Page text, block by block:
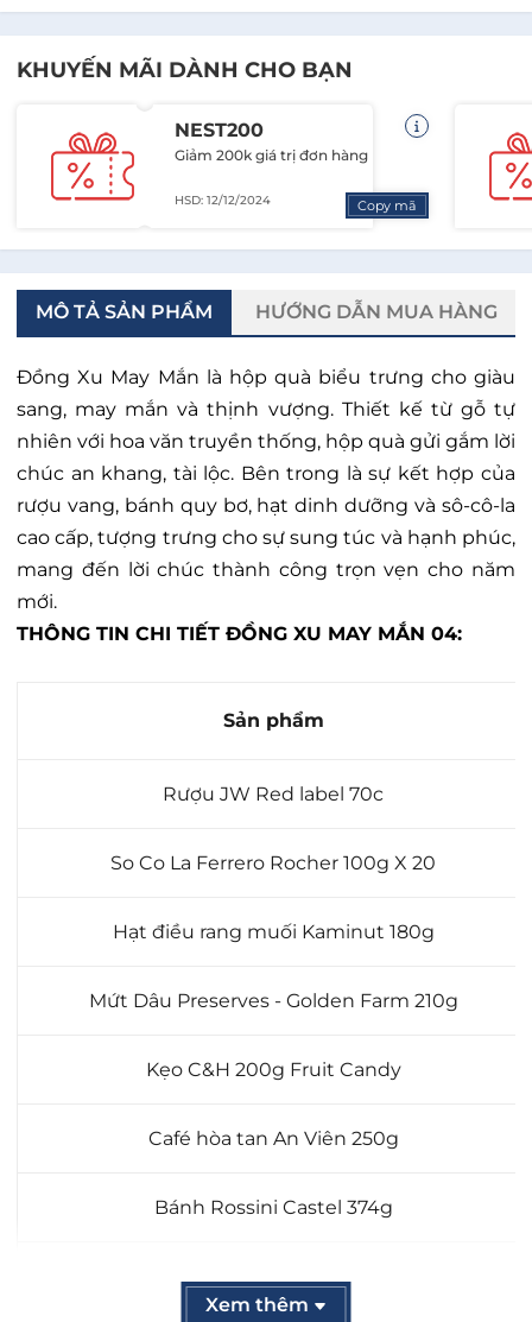
KHUYẾN MÃI DÀNH CHO BẠN
NEST200
Giảm 200k giá trị đơn hàng
HSD: 12/12/2024 Copy mã
MÔ TẢ SẢN PHẨM HƯỚNG DẪN MUA HÀNG
Đồng Xu May Mắn là hộp quà biểu trưng cho giàu
sang, may mắn và thịnh vượng. Thiết kế từ gỗ tự
nhiên với hoa văn truyền thống, hộp quà gửi gắm lời
chúc an khang, tài lộc. Bên trong là sự kết hợp của
rượu vang, bánh quy bơ, hạt dinh dưỡng và sô-cô-la
cao cấp, tượng trưng cho sự sung túc và hạnh phúc,
mang đến lời chúc thành công trọn vẹn cho năm
mới.
THÔNG TIN CHI TIẾT ĐỒNG XU MAY MẮN 04:
Sản phẩm
Rượu JW Red label 70c
So Co La Ferrero Rocher 100g X 20
Hạt điều rang muối Kaminut 180g
Mứt Dâu Preserves - Golden Farm 210g
Kẹo C&H 200g Fruit Candy
Café hòa tan An Viên 250g
Bánh Rossini Castel 374g
Hộp gỗ + Túi
Xem thêm